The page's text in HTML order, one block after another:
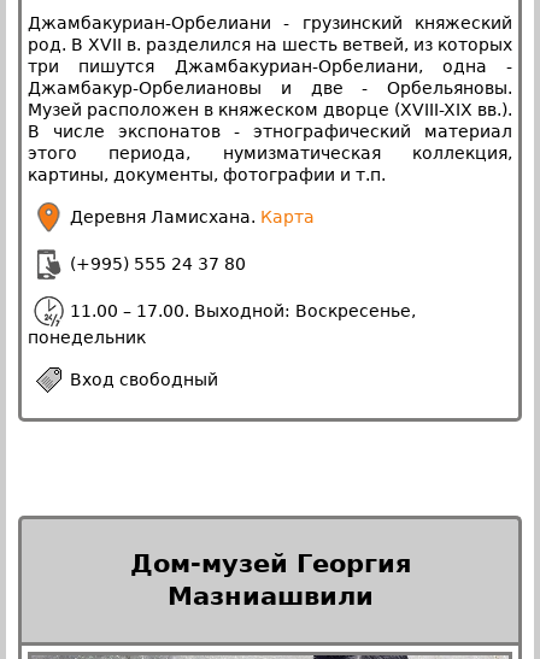
Джамбакуриан-Орбелиани - грузинский княжеский
род. В XVII в. разделился на шесть ветвей, из которых
три пишутся Джамбакуриан-Орбелиани, одна -
Джамбакур-Орбелиановы и две - Орбельяновы.
Музей расположен в княжеском дворце (XVIII-XIX вв.).
В числе экспонатов - этнографический материал
этого периода, нумизматическая коллекция,
картины, документы, фотографии и т.п.
Деревня Ламисхана. Карта
(+995) 555 24 37 80
11.00 – 17.00. Выходной: Воскресенье,
понедельник
Вход свободный
Дом-музей Георгия
Мазниашвили